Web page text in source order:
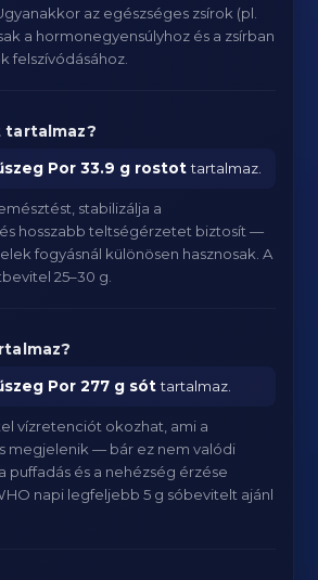
az egészséges zsírok (pl.
a hormonegyensúlyhoz és a zsírban
felszívódásához.
tartalmaz?
Por 33.9 g rostottartalmaz.
stabilizálja a
hosszabb teltségérzetet biztosít —
fogyásnál különösen hasznosak. A
25–30 g.
Por 277 g sóttartalmaz.
vízretenciót okozhat, ami a
megjelenik — bár ez nem valódi
puffadás és a nehézség érzése
napi legfeljebb 5 g sóbevitelt ajánl